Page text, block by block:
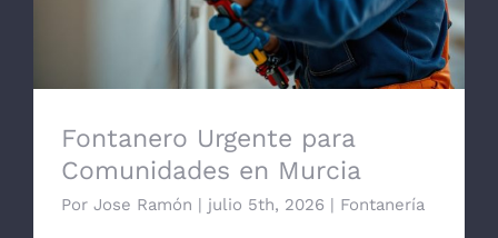
Fontanero Urgente para
Comunidades en Murcia
Por Jose Ramón | julio 5th, 2026 | Fontanería